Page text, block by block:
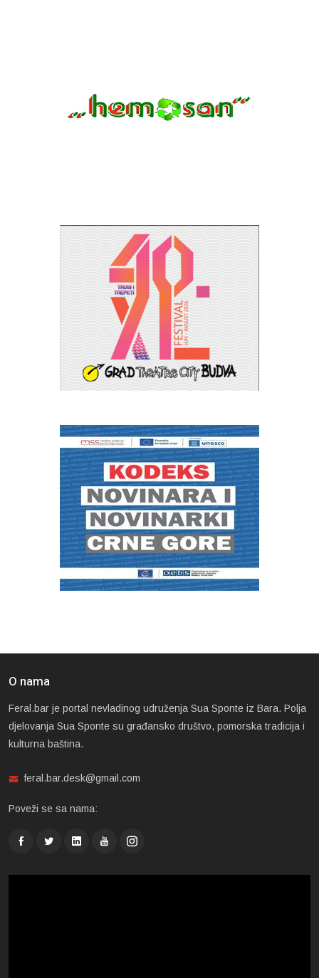
O nama
Feral.bar je portal nevladinog udruženja Sua Sponte iz Bara. Polja
djelovanja Sua Sponte su građansko društvo, pomorska tradicija i
kulturna baština.
feral.bar.desk@gmail.com
Poveži se sa nama: